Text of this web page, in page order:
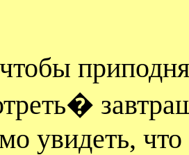
увидеть,